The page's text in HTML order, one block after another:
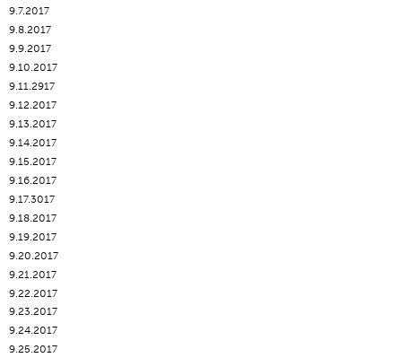
9.7.2017
9.8.2017
9.9.2017
9.10.2017
9.11.2917
9.12.2017
9.13.2017
9.14.2017
9.15.2017
9.16.2017
9.17.3017
9.18.2017
9.19.2017
9.20.2017
9.21.2017
9.22.2017
9.23.2017
9.24.2017
9.25.2017